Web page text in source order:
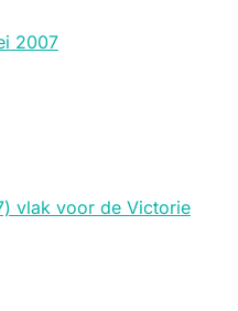
2007
vlak voor de Victorie